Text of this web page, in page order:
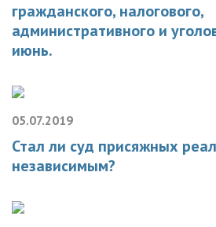
гражданского, налогового,
административного и
июнь.
05.07.2019
Стал ли суд присяжных
независимым?